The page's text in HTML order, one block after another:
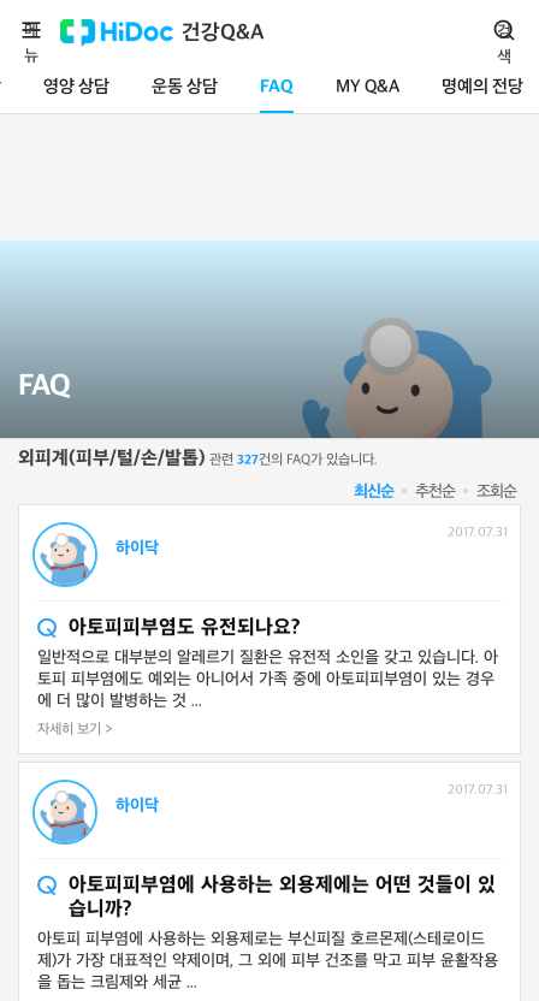
건강Q&A
영양 상담 운동 상담 FAQ MY Q&A 명예의 전당
메
뉴
검
색
FAQ
외피계(피부/털/손/발톱) 관련 327건의 FAQ가 있습니다.
최신순 추천순 조회순
하이닥
2017.07.31
아토피피부염도 유전되나요?
일반적으로 대부분의 알레르기 질환은 유전적 소인을 갖고 있습니다. 아
토피 피부염에도 예외는 아니어서 가족 중에 아토피피부염이 있는 경우
에 더 많이 발병하는 것 ...
자세히 보기 >
하이닥
2017.07.31
아토피피부염에 사용하는 외용제에는 어떤 것들이 있
습니까?
아토피 피부염에 사용하는 외용제로는 부신피질 호르몬제(스테로이드
제)가 가장 대표적인 약제이며, 그 외에 피부 건조를 막고 피부 윤활작용
을 돕는 크림제와 세균 ...